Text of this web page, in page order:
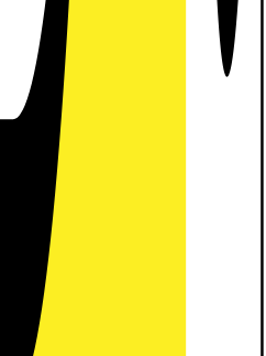
ink Utrustning (via 5G) 24
för 24 månader
s
ett Mobilt bredband
s